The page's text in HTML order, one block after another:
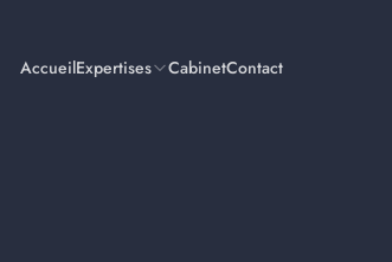
AccueilExpertises CabinetContact